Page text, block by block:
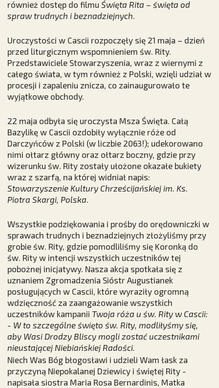
również dostęp do filmu Święta Rita – święta od
spraw trudnych i beznadziejnych.
Uroczystości w Cascii rozpoczęły się 21 maja – dzień
przed liturgicznym wspomnieniem św. Rity.
Przedstawiciele Stowarzyszenia, wraz z wiernymi z
całego świata, w tym również z Polski, wzięli udział w
procesji i zapaleniu znicza, co zainaugurowało te
wyjątkowe obchody.
22 maja odbyła się uroczysta Msza Święta. Całą
Bazylikę w Cascii ozdobiły wyłącznie róże od
Darczyńców z Polski (w liczbie 2063!); udekorowano
nimi ołtarz główny oraz ołtarz boczny, gdzie przy
wizerunku św. Rity zostały ułożone okazałe bukiety
wraz z szarfą, na której widniał napis:
Stowarzyszenie Kultury Chrześcijańskiej im. Ks.
Piotra Skargi, Polska.
Wszystkie podziękowania i prośby do orędowniczki w
sprawach trudnych i beznadziejnych złożyliśmy przy
grobie św. Rity, gdzie pomodliliśmy się Koronką do
św. Rity w intencji wszystkich uczestników tej
pobożnej inicjatywy. Nasza akcja spotkała się z
uznaniem Zgromadzenia Sióstr Augustianek
posługujących w Cascii, które wyraziły ogromną
wdzięczność za zaangażowanie wszystkich
uczestników kampanii Twoja róża u św. Rity w Cascii:
- W to szczególne święto św. Rity, modliłyśmy się,
aby Wasi Drodzy Bliscy mogli zostać uczestnikami
nieustającej Niebiańskiej Radości.
Niech Was Bóg błogosławi i udzieli Wam łask za
przyczyną Niepokalanej Dziewicy i świętej Rity -
napisała siostra Maria Rosa Bernardinis, Matka